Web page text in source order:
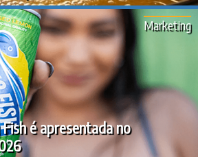
é apresentada no
Marketing